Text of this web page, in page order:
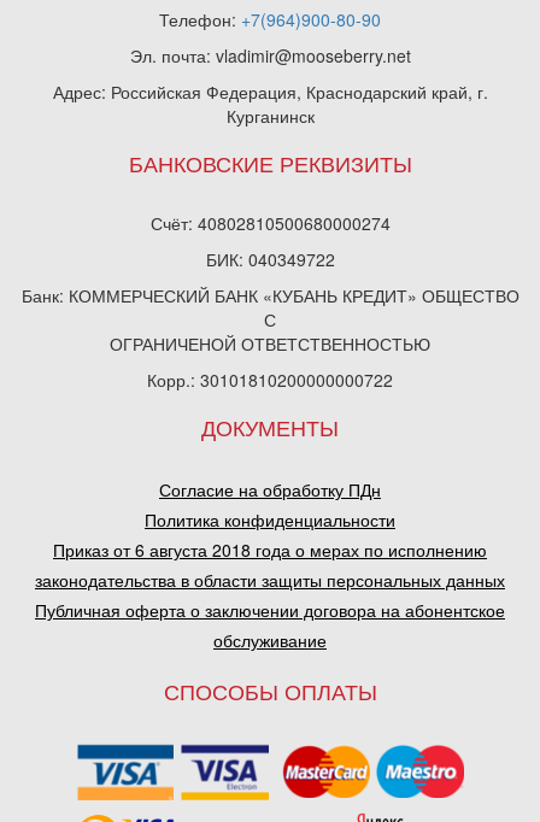
Телефон: +7(964)900-80-90
Эл. почта: vladimir@mooseberry.net
Адрес: Российская Федерация, Краснодарский край, г.
Курганинск
БАНКОВСКИЕ РЕКВИЗИТЫ
Счёт: 40802810500680000274
БИК: 040349722
Банк: КОММЕРЧЕСКИЙ БАНК «КУБАНЬ КРЕДИТ» ОБЩЕСТВО
С
ОГРАНИЧЕНОЙ ОТВЕТСТВЕННОСТЬЮ
Корр.: 30101810200000000722
ДОКУМЕНТЫ
Согласие на обработку ПДн
Политика конфиденциальности
Приказ от 6 августа 2018 года о мерах по исполнению
законодательства в области защиты персональных данных
Публичная оферта о заключении договора на абонентское
обслуживание
СПОСОБЫ ОПЛАТЫ